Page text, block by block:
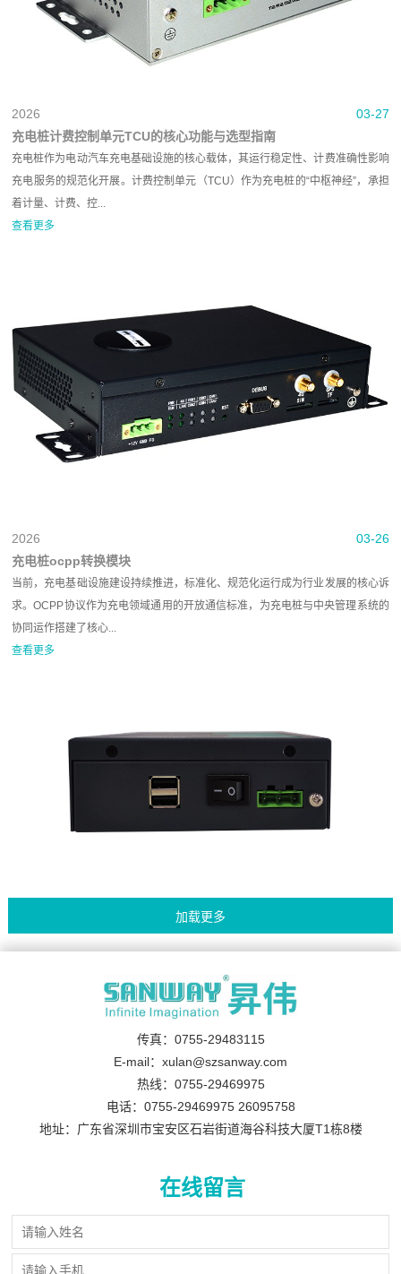
03-27
2026
充电桩计费控制单元TCU的核心功能与选型指南
充电桩作为电动汽车充电基础设施的核心载体，其运行稳定性、计费准确性影响
充电服务的规范化开展。计费控制单元（TCU）作为充电桩的“中枢神经”，承担
着计量、计费、控...
查看更多
03-26
2026
充电桩ocpp转换模块
当前，充电基础设施建设持续推进，标准化、规范化运行成为行业发展的核心诉
求。OCPP协议作为充电领域通用的开放通信标准，为充电桩与中央管理系统的
协同运作搭建了核心...
查看更多
传真：0755-29483115
E-mail：xulan@szsanway.com
热线：0755-29469975
电话：0755-29469975 26095758
地址：广东省深圳市宝安区石岩街道海谷科技大厦T1栋8楼
在线留言